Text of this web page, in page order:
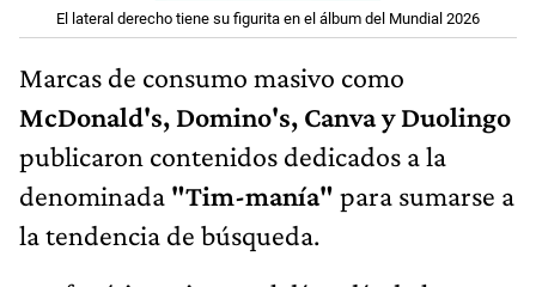
El lateral derecho tiene su figurita en el álbum del Mundial 2026
Marcas de consumo masivo como
McDonald's, Domino's, Canva y Duolingo
publicaron contenidos dedicados a la
denominada "Tim-manía" para sumarse a
la tendencia de búsqueda.